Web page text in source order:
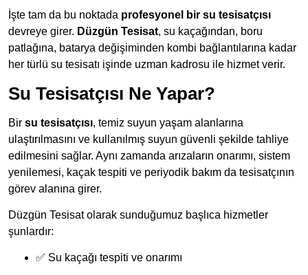
İşte tam da bu noktada profesyonel bir su tesisatçısı
devreye girer. Düzgün Tesisat, su kaçağından, boru
patlağına, batarya değişiminden kombi bağlantılarına kadar
her türlü su tesisatı işinde uzman kadrosu ile hizmet verir.
Su Tesisatçısı Ne Yapar?
Bir su tesisatçısı, temiz suyun yaşam alanlarına
ulaştırılmasını ve kullanılmış suyun güvenli şekilde tahliye
edilmesini sağlar. Aynı zamanda arızaların onarımı, sistem
yenilemesi, kaçak tespiti ve periyodik bakım da tesisatçının
görev alanına girer.
Düzgün Tesisat olarak sunduğumuz başlıca hizmetler
şunlardır:
✅ Su kaçağı tespiti ve onarımı